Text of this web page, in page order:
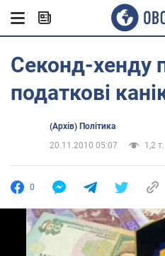
Секонд-хенду
податкові
(Архів) Політика
20.11.2010 05:07
1,2 т.
0